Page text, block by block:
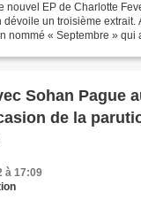
nouvel EP de Charlotte
un troisième extrait.
nommé « Septembre »
Sohan Pague
de la
à 17:09